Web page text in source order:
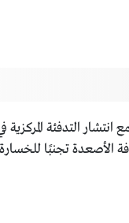
التدفئة المركزية
الأصعدة تجنبًا